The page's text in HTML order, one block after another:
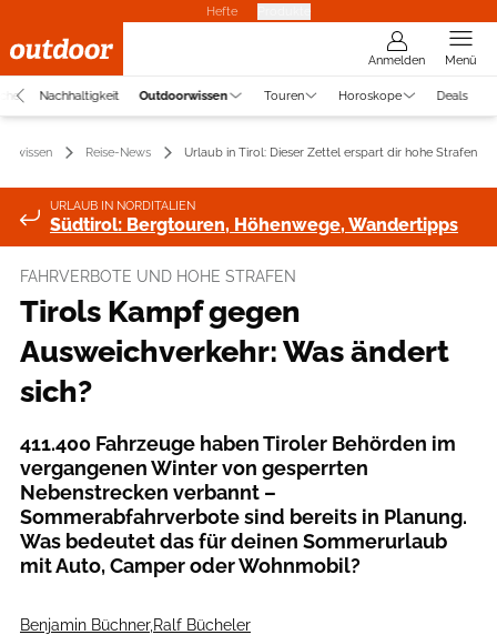
Hefte
Anmelden Menü
Nachhaltigkeit Outdoorwissen Touren Horoskope Deals
Reise-News Urlaub in Tirol: Dieser Zettel erspart dir hohe Strafen
URLAUB IN NORDITALIEN
Südtirol: Bergtouren, Höhenwege, Wandertipps
FAHRVERBOTE UND HOHE STRAFEN
Tirols Kampf gegen
Ausweichverkehr: Was ändert
sich?
411.400 Fahrzeuge haben Tiroler Behörden im
vergangenen Winter von gesperrten
Nebenstrecken verbannt –
Sommerabfahrverbote sind bereits in Planung.
Was bedeutet das für deinen Sommerurlaub
mit Auto, Camper oder Wohnmobil?
Benjamin Büchner,Ralf Bücheler